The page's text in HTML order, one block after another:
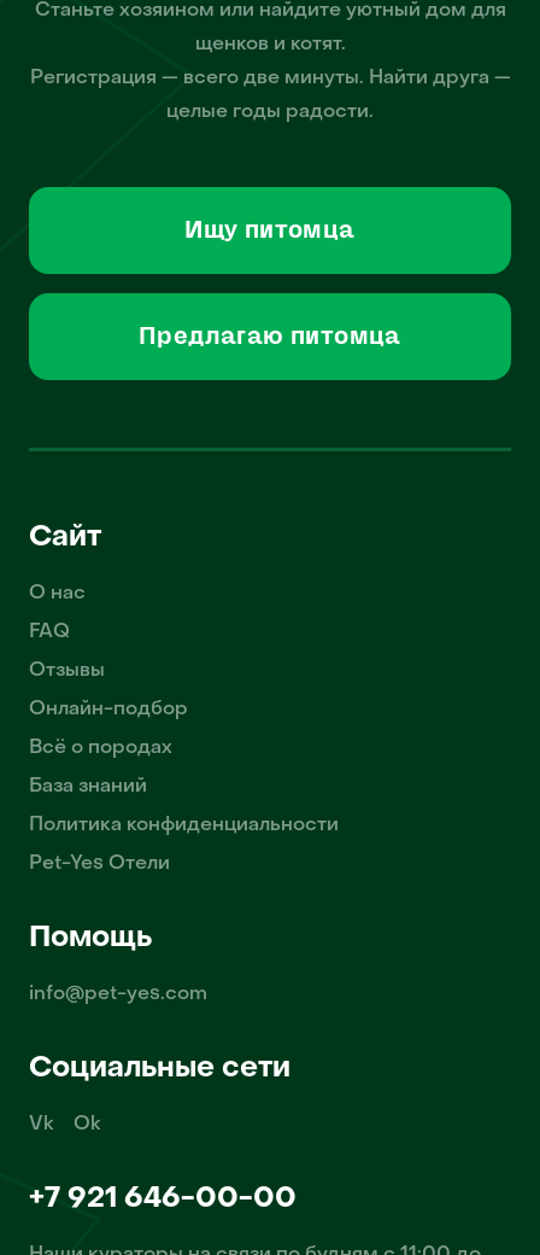
Станьте хозяином или найдите уютный дом для
щенков и котят.
Регистрация — всего две минуты. Найти друга —
целые годы радости.
Ищу питомца
Предлагаю питомца
Сайт
О нас
FAQ
Отзывы
Онлайн-подбор
Всё о породах
База знаний
Политика конфиденциальности
Pet-Yes Отели
Помощь
info@pet-yes.com
Социальные сети
Vk Ok
+7 921 646-00-00